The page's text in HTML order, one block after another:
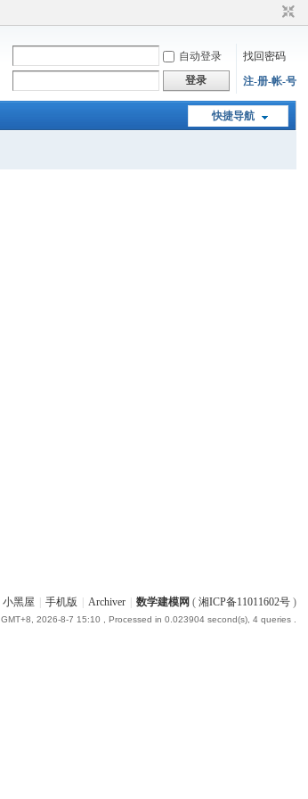
自动登录
找回密码
登录 注-册-帐-号
快捷导航
小黑屋 手机版 Archiver 数学建模网 ( 湘ICP备11011602号)
GMT+8, 2026-8-7 15:10 , Processed in 0.023904 second(s), 4 queries .